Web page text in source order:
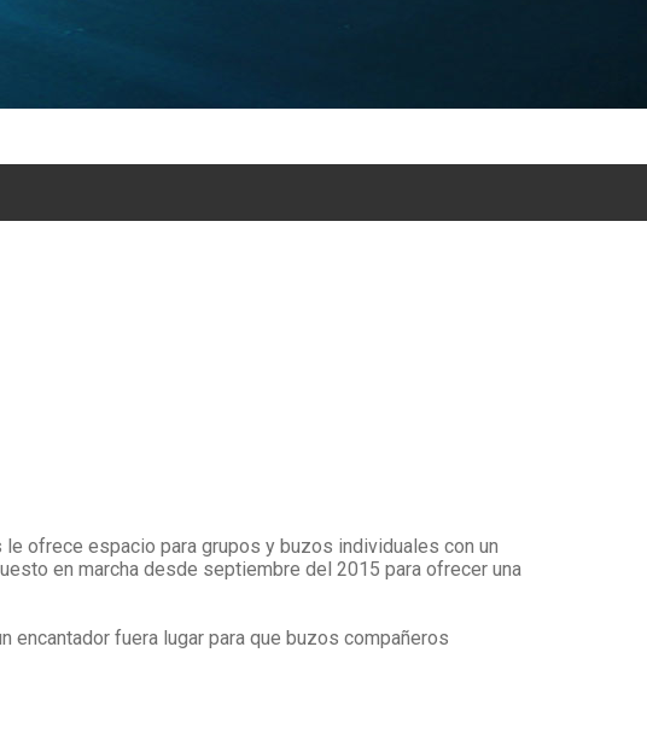
ofrece espacio para grupos y buzos individuales con un
en marcha desde septiembre del 2015 para ofrecer una
encantador fuera lugar para que buzos compañeros